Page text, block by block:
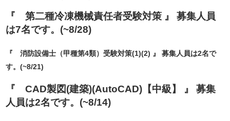
『 第二種冷凍機械責任者受験対策 』
募集人員
は7名です。 (~8/28)
『 消防設備士（甲種第4類）受験対策(1)(2) 』
募集人員は2名で
す。 (~8/21)
『 CAD製図(建築)(AutoCAD)【中級】 』 募集
人員は2名です。 (~8/14)